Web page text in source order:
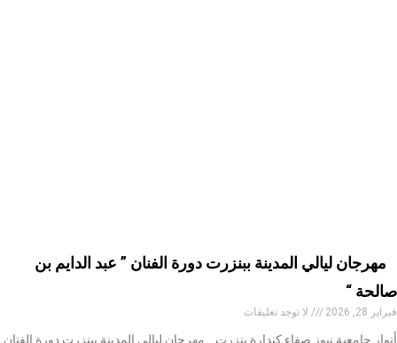
مهرجان ليالي المدينة ببنزرت دورة الفنان ” عبد الدايم بن
صالحة “
فبراير 28, 2026 لا توجد تعليقات
أنوار جامعية نيوز صفاء كندارة بنزرت مهرجان ليالي المدينة ببنزرت دورة الفنان